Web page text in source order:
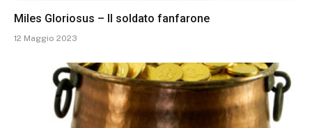
Miles Gloriosus – Il soldato fanfarone
12 Maggio 2023